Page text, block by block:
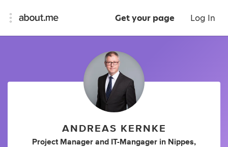
Get your page Log In
ANDREAS KERNKE
Project Manager and IT-Mangager in Nippes,